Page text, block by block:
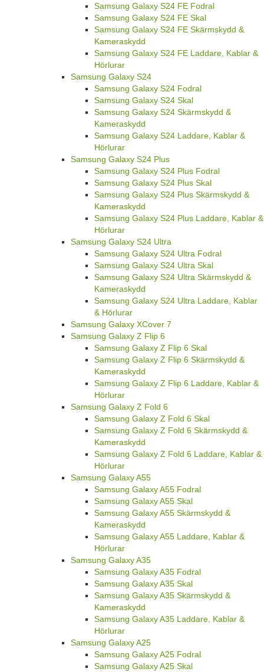
Samsung Galaxy S24 FE Fodral
Samsung Galaxy S24 FE Skal
Samsung Galaxy S24 FE Skärmskydd &
Kameraskydd
Samsung Galaxy S24 FE Laddare, Kablar &
Hörlurar
Samsung Galaxy S24
Samsung Galaxy S24 Fodral
Samsung Galaxy S24 Skal
Samsung Galaxy S24 Skärmskydd &
Kameraskydd
Samsung Galaxy S24 Laddare, Kablar &
Hörlurar
Samsung Galaxy S24 Plus
Samsung Galaxy S24 Plus Fodral
Samsung Galaxy S24 Plus Skal
Samsung Galaxy S24 Plus Skärmskydd &
Kameraskydd
Samsung Galaxy S24 Plus Laddare, Kablar &
Hörlurar
Samsung Galaxy S24 Ultra
Samsung Galaxy S24 Ultra Fodral
Samsung Galaxy S24 Ultra Skal
Samsung Galaxy S24 Ultra Skärmskydd &
Kameraskydd
Samsung Galaxy S24 Ultra Laddare, Kablar
& Hörlurar
Samsung Galaxy XCover 7
Samsung Galaxy Z Flip 6
Samsung Galaxy Z Flip 6 Skal
Samsung Galaxy Z Flip 6 Skärmskydd &
Kameraskydd
Samsung Galaxy Z Flip 6 Laddare, Kablar &
Hörlurar
Samsung Galaxy Z Fold 6
Samsung Galaxy Z Fold 6 Skal
Samsung Galaxy Z Fold 6 Skärmskydd &
Kameraskydd
Samsung Galaxy Z Fold 6 Laddare, Kablar &
Hörlurar
Samsung Galaxy A55
Samsung Galaxy A55 Fodral
Samsung Galaxy A55 Skal
Samsung Galaxy A55 Skärmskydd &
Kameraskydd
Samsung Galaxy A55 Laddare, Kablar &
Hörlurar
Samsung Galaxy A35
Samsung Galaxy A35 Fodral
Samsung Galaxy A35 Skal
Samsung Galaxy A35 Skärmskydd &
Kameraskydd
Samsung Galaxy A35 Laddare, Kablar &
Hörlurar
Samsung Galaxy A25
Samsung Galaxy A25 Fodral
Samsung Galaxy A25 Skal